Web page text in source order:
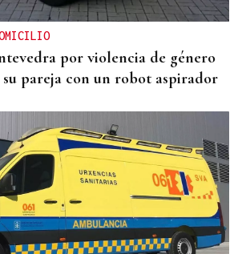
por violencia de género
su pareja con un robot aspirador